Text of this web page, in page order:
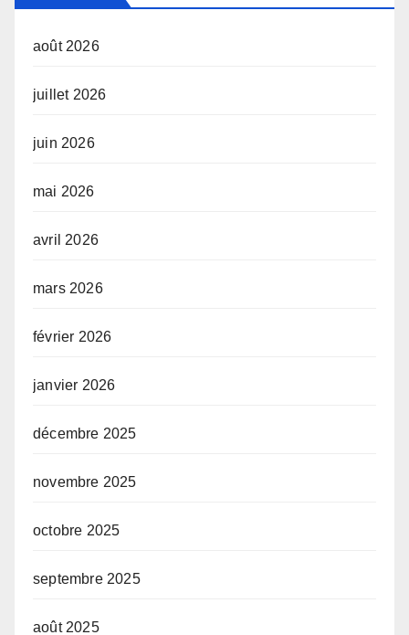
août 2026
juillet 2026
juin 2026
mai 2026
avril 2026
mars 2026
février 2026
janvier 2026
décembre 2025
novembre 2025
octobre 2025
septembre 2025
août 2025